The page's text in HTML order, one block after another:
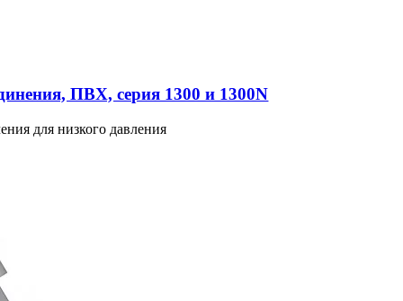
ПВХ, серия 1300 и 1300N
для низкого давления